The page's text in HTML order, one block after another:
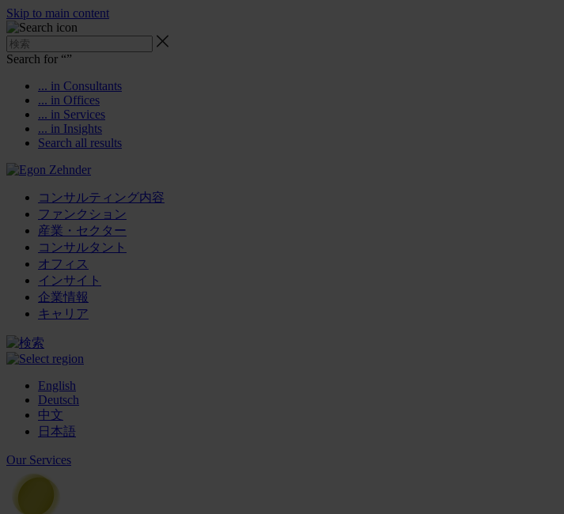
Skip to main content
Search for “”
... in Consultants
... in Offices
... in Services
... in Insights
Search all results
コンサルティング内容
ファンクション
産業・セクター
コンサルタント
オフィス
インサイト
企業情報
キャリア
English
Deutsch
中文
日本語
Our Services